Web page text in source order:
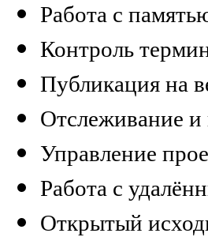
Работа с
Контроль
Публикация на
Отслеживание и
Управление
Работа с
Открытый